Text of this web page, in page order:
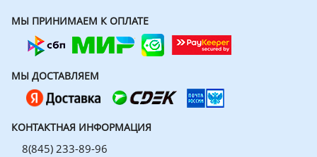
МЫ ПРИНИМАЕМ К ОПЛАТЕ
МЫ ДОСТАВЛЯЕМ
КОНТАКТНАЯ ИНФОРМАЦИЯ
8(845) 233-89-96